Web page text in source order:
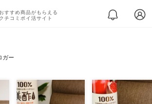
おすすめ商品がもらえる
クチコミポイ活サイト
ガー